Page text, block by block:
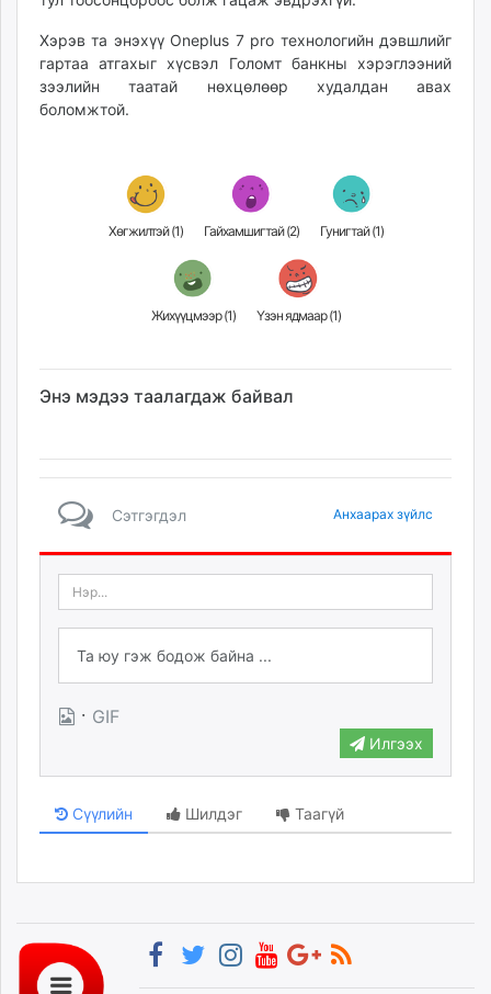
Хэрэв та энэхүү Oneplus 7 pro технологийн дэвшлийг
гартаа атгахыг хүсвэл Голомт банкны хэрэглээний
зээлийн таатай нөхцөлөөр худалдан авах
боломжтой.
Хөгжилтэй (1) Гайхамшигтай (2) Гунигтай (1)
Жихүүцмээр (1) Үзэн ядмаар (1)
Энэ мэдээ таалагдаж байвал
Сэтгэгдэл Анхаарах зүйлс
· GIF
Илгээх
Сүүлийн Шилдэг Таагүй